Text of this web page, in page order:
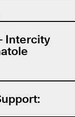
Intercity